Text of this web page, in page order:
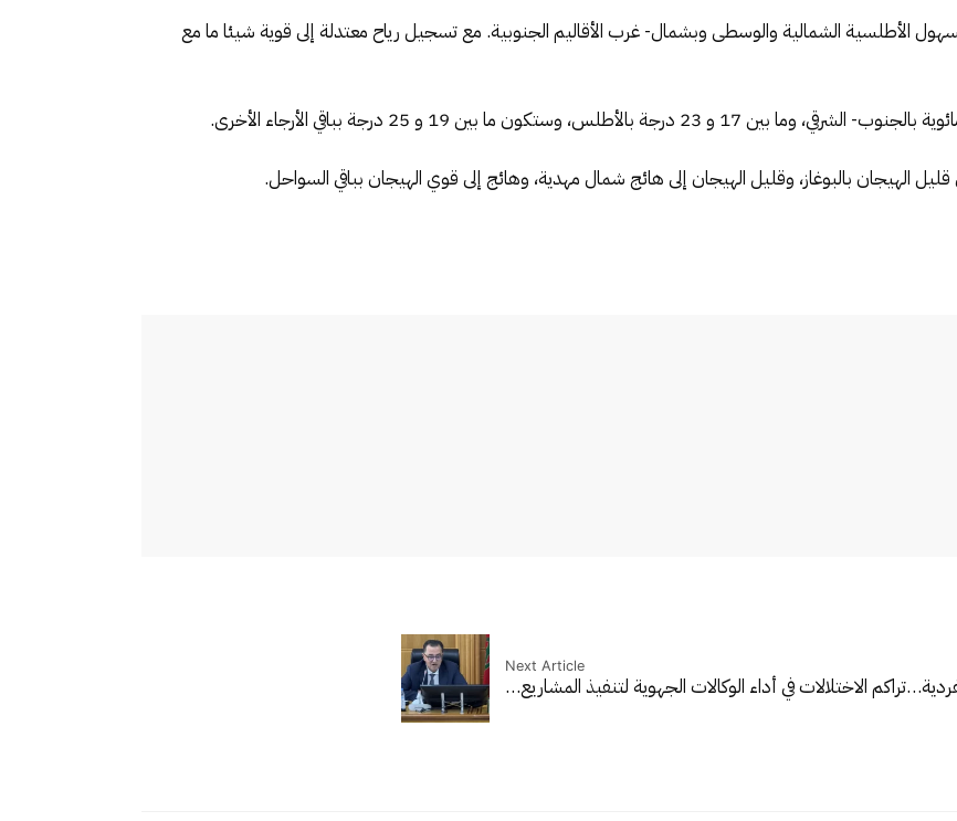
الأطلسية الشمالية والوسطى وبشمال- غرب الأقاليم الجنوبية. مع تسجيل رياح معتدلة إلى قوية شيئا ما مع
الهيجان بالبوغاز، وقليل الهيجان إلى هائج شمال مهدية، وهائج إلى قوي الهيجان بباقي السواحل.
Next Article
تراكم الاختلالات في أداء الوكالات الجهوية لتنفيذ المشاريع…